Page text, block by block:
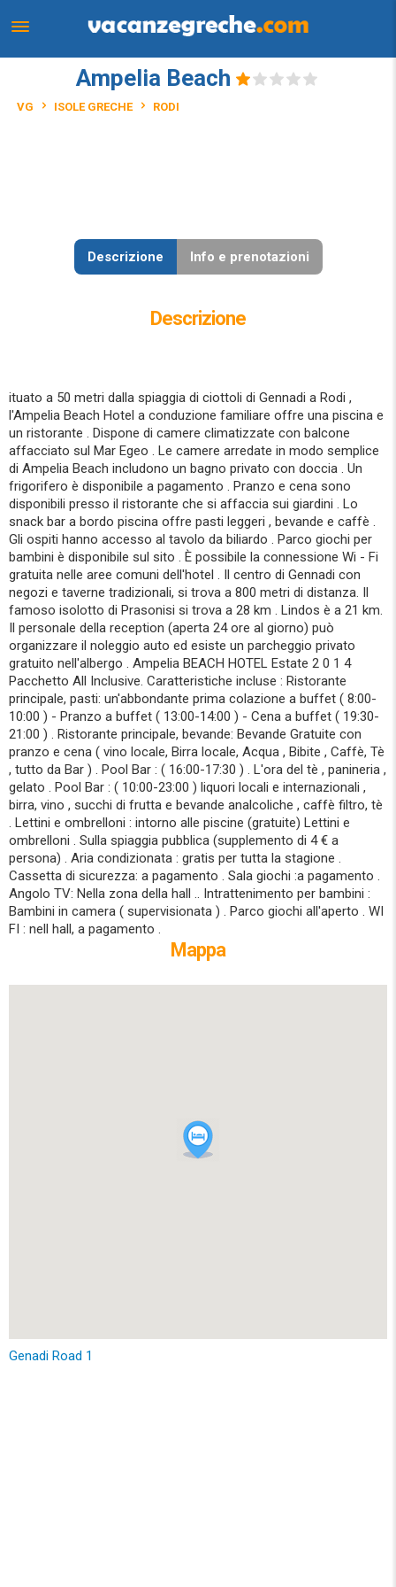
Ampelia Beach
VG ISOLE GRECHE RODI
Descrizione Info e prenotazioni
Descrizione
ituato a 50 metri dalla spiaggia di ciottoli di Gennadi a Rodi ,
l'Ampelia Beach Hotel a conduzione familiare offre una piscina e
un ristorante . Dispone di camere climatizzate con balcone
affacciato sul Mar Egeo . Le camere arredate in modo semplice
di Ampelia Beach includono un bagno privato con doccia . Un
frigorifero è disponibile a pagamento . Pranzo e cena sono
disponibili presso il ristorante che si affaccia sui giardini . Lo
snack bar a bordo piscina offre pasti leggeri , bevande e caffè .
Gli ospiti hanno accesso al tavolo da biliardo . Parco giochi per
bambini è disponibile sul sito . È possibile la connessione Wi - Fi
gratuita nelle aree comuni dell'hotel . Il centro di Gennadi con
negozi e taverne tradizionali, si trova a 800 metri di distanza. Il
famoso isolotto di Prasonisi si trova a 28 km . Lindos è a 21 km.
Il personale della reception (aperta 24 ore al giorno) può
organizzare il noleggio auto ed esiste un parcheggio privato
gratuito nell'albergo . Ampelia BEACH HOTEL Estate 2 0 1 4
Pacchetto All Inclusive. Caratteristiche incluse : Ristorante
principale, pasti: un'abbondante prima colazione a buffet ( 8:00-
10:00 ) - Pranzo a buffet ( 13:00-14:00 ) - Cena a buffet ( 19:30-
21:00 ) . Ristorante principale, bevande: Bevande Gratuite con
pranzo e cena ( vino locale, Birra locale, Acqua , Bibite , Caffè, Tè
, tutto da Bar ) . Pool Bar : ( 16:00-17:30 ) . L'ora del tè , panineria ,
gelato . Pool Bar : ( 10:00-23:00 ) liquori locali e internazionali ,
birra, vino , succhi di frutta e bevande analcoliche , caffè filtro, tè
. Lettini e ombrelloni : intorno alle piscine (gratuite) Lettini e
ombrelloni . Sulla spiaggia pubblica (supplemento di 4 € a
persona) . Aria condizionata : gratis per tutta la stagione .
Cassetta di sicurezza: a pagamento . Sala giochi :a pagamento .
Angolo TV: Nella zona della hall .. Intrattenimento per bambini :
Bambini in camera ( supervisionata ) . Parco giochi all'aperto . WI
FI : nell hall, a pagamento .
Mappa
Genadi Road 1